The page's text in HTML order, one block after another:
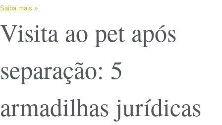
Saiba mais »
Visita ao pet após
separação: 5
armadilhas jurídicas